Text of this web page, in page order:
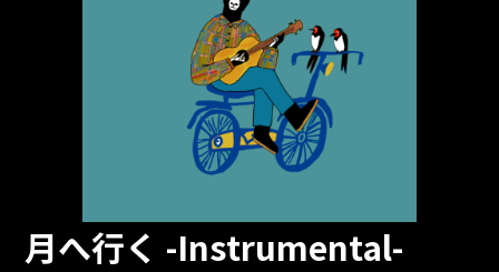
月へ行く -Instrumental-